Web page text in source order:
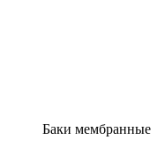
Баки мембранные